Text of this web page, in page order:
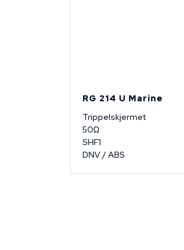
RG 214 U Marine
Trippelskjermet
50Ω
SHF1
DNV / ABS